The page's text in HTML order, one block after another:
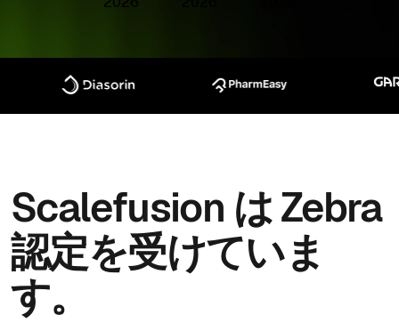
Scalefusion は Zebra
認定を受けていま
す。